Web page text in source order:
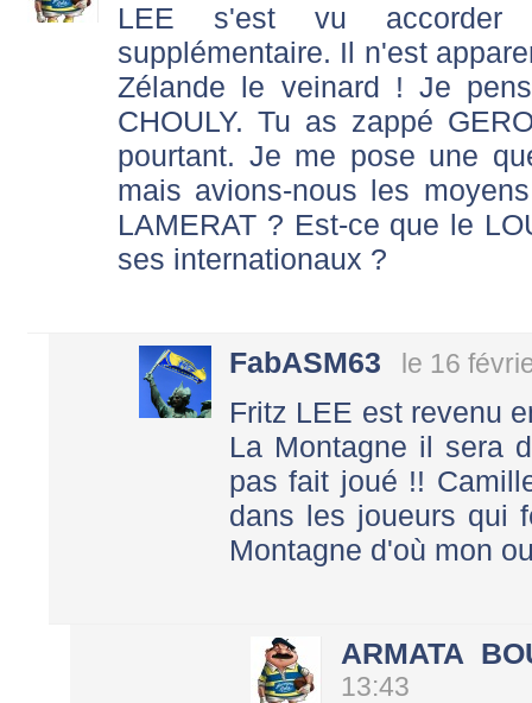
LEE s'est vu accorder
supplémentaire. Il n'est
Zélande le veinard ! Je
CHOULY. Tu as zappé
pourtant. Je me pose une
mais avions-nous les
LAMERAT ? Est-ce que le
ses internationaux ?
FabASM63 le 16
Fritz LEE est revenu
La Montagne il sera
pas fait joué !!
dans les joueurs qui
Montagne d'où mon
ARMATA
13:43